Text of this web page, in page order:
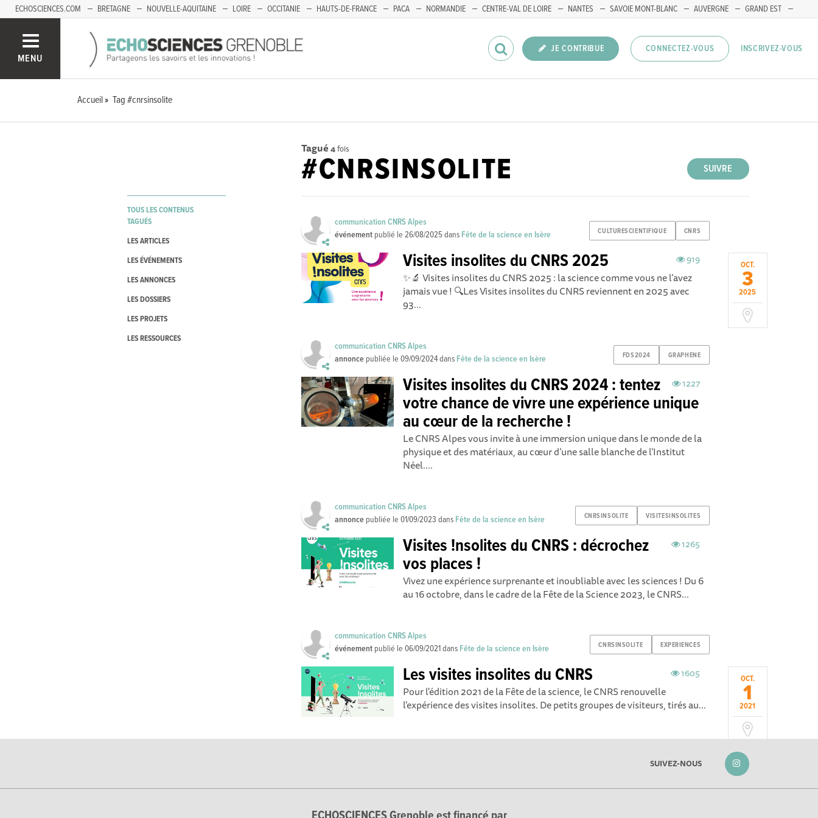
ECHOSCIENCES.COM BRETAGNE NOUVELLE-AQUITAINE LOIRE OCCITANIE HAUTS-DE-FRANCE PACA NORMANDIE CENTRE-VAL DE LOIRE NANTES SAVOIE MONT-BLANC AUVERGNE
GRAND EST
MENU
JE CONTRIBUE CONNECTEZ-VOUS INSCRIVEZ-VOUS
Accueil Tag #cnrsinsolite
TOUS LES CONTENUS
TAGUÉS
LES ARTICLES
LES ÉVÉNEMENTS
LES ANNONCES
LES DOSSIERS
LES PROJETS
LES RESSOURCES
Tagué 4fois
SUIVRE
#CNRSINSOLITE
CULTURESCIENTIFIQUE CNRS
communication CNRS Alpes
événement publié le26/08/2025dans Fête de la science en Isère
OCT.
3
2025
919
Visites insolites du CNRS 2025
✨🔬 Visites insolites du CNRS 2025 : la science comme vous ne l’avez
jamais vue ! 🔍Les Visites insolites du CNRS reviennent en 2025 avec
93...
FDS2024 GRAPHENE
communication CNRS Alpes
annonce publiée le09/09/2024dans Fête de la science en Isère
1227
Visites insolites du CNRS 2024 : tentez
votre chance de vivre une expérience unique
au cœur de la recherche !
Le CNRS Alpes vous invite à une immersion unique dans le monde de la
physique et des matériaux, au cœur d’une salle blanche de l’Institut
Néel....
CNRSINSOLITE VISITESINSOLITES
communication CNRS Alpes
annonce publiée le01/09/2023 dans Fête de la science en Isère
1265
Visites !nsolites du CNRS : décrochez
vos places !
Vivez une expérience surprenante et inoubliable avec les sciences ! Du 6
au 16 octobre, dans le cadre de la Fête de la Science 2023, le CNRS...
CNRSINSOLITE EXPERIENCES
communication CNRS Alpes
événement publié le06/09/2021dans Fête de la science en Isère
OCT.
1
2021
1605
Les visites insolites du CNRS
Pour l'édition 2021 de la Fête de la science, le CNRS renouvelle
l'expérience des visites insolites . De petits groupes de visiteurs, tirés au...
SUIVEZ-NOUS